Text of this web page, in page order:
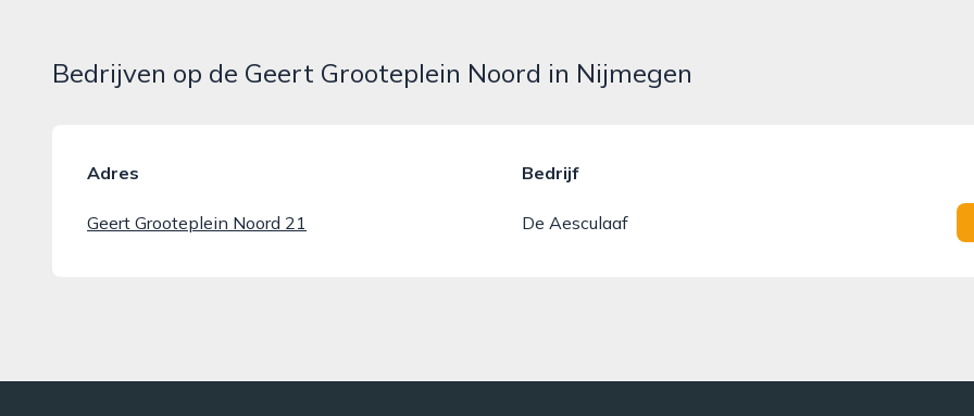
Bedrijven op de Geert Grooteplein Noord in Nijmegen
Adres Bedrijf
Geert Grooteplein Noord 21 De Aesculaaf